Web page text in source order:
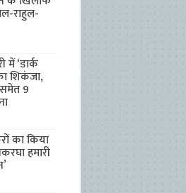
राहुल-
‘डार्क
शिकंजा,
9
का किया
हमारी